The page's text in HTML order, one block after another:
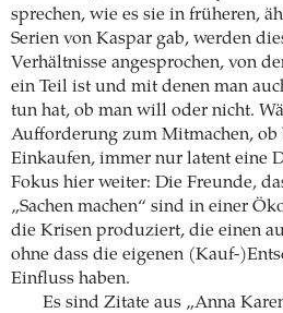
sprechen, wie es sie in früheren,
Serien von Kaspar gab, werden
Verhältnisse angesprochen, von
ein Teil ist und mit denen man
tun hat, ob man will oder nicht.
Aufforderung zum Mitmachen, ob
Einkaufen, immer nur latent eine
Fokus hier weiter: Die Freunde,
„Sachen machen“ sind in einer
die Krisen produziert, die einen
ohne dass die eigenen (Kauf-
Einfluss haben.
Es sind Zitate aus „Anna